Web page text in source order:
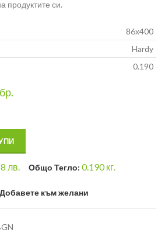
продуктите си.
86х400
Hardy
0.190
лв. Общо Тегло: 0.190кг.
Добавете към желани